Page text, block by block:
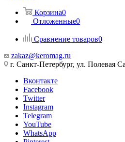
Корзина0
Отложенные0
Сравнение товаров0
zakaz@keromag.ru
г. Санкт-Петербург, ул. Полевая
Вконтакте
Facebook
Twitter
Instagram
Telegram
YouTube
WhatsApp